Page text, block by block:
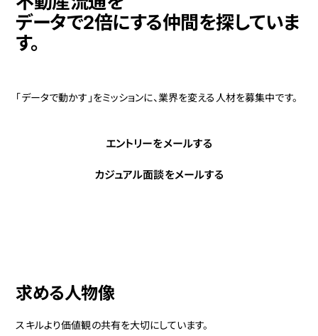
データで2倍にする仲間を探していま
す。
「データで動かす」をミッションに、業界を変える人材を募集中です。
エントリーをメールする
カジュアル面談をメールする
求める人物像
スキルより価値観の共有を大切にしています。